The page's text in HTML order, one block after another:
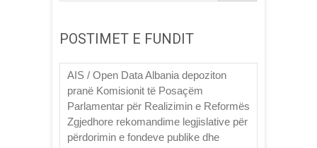
POSTIMET E FUNDIT
AIS / Open Data Albania depoziton
pranë Komisionit të Posaçëm
Parlamentar për Realizimin e Reformës
Zgjedhore rekomandime legjislative për
përdorimin e fondeve publike dhe